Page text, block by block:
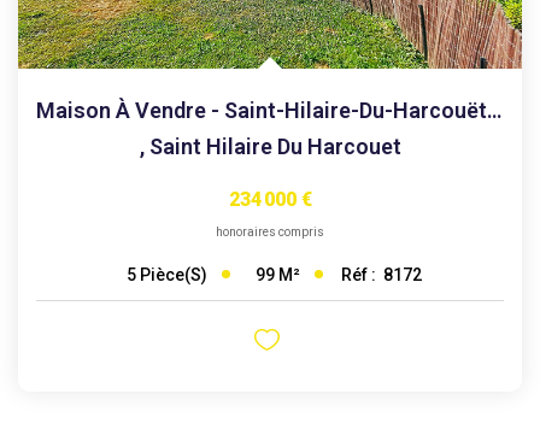
Maison À Vendre - Saint-Hilaire-Du-Harcouët - 50600
, Saint Hilaire Du Harcouet
234 000 €
honoraires compris
5 Pièce(s) 99 M² Réf : 8172